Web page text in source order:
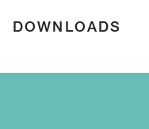
DOWNLOADS